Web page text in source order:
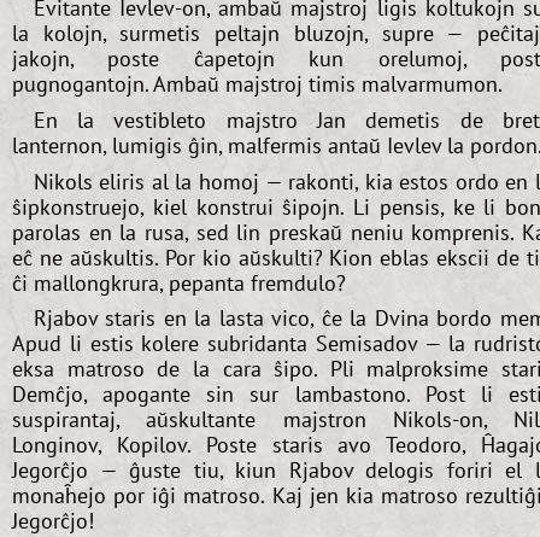
Evitante Ievlev-on, ambaŭ majstroj ligis koltukojn
la kolojn, surmetis peltajn bluzojn, supre —
jakojn, poste ĉapetojn kun orelumoj,
pugnogantojn. Ambaŭ majstroj timis malvarmumon.
En la vestibleto majstro Jan demetis de
lanternon, lumigis ĝin, malfermis antaŭ Ievlev la
Nikols eliris al la homoj — rakonti, kia estos ordo en
ŝipkonstruejo, kiel konstrui ŝipojn. Li pensis, ke li
parolas en la rusa, sed lin preskaŭ neniu komprenis.
eĉ ne aŭskultis. Por kio aŭskulti? Kion eblas ekscii de
ĉi mallongkrura, pepanta fremdulo?
Rjabov staris en la lasta vico, ĉe la Dvina bordo
Apud li estis kolere subridanta Semisadov — la
eksa matroso de la cara ŝipo. Pli malproksime
Demĉjo, apogante sin sur lambastono. Post li
suspirantaj, aŭskultante majstron Nikols-on,
Longinov, Kopilov. Poste staris avo Teodoro,
Jegorĉjo — ĝuste tiu, kiun Rjabov delogis foriri el
monaĥejo por iĝi matroso. Kaj jen kia matroso
Jegorĉjo!